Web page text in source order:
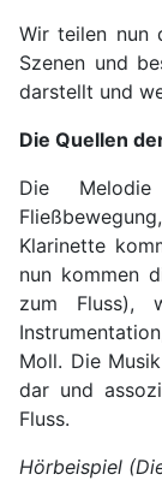
Wir teilen nun
Szenen und
darstellt und
Die Quellen
Die
Klarinette
nun kommen
zum Fluss),
Moll. Die
dar und
Fluss.
Hörbeispiel